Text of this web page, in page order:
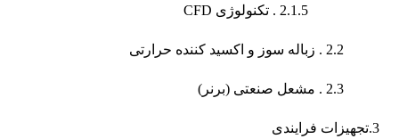
2.1.5 . تکنولوژی CFD
2.2 . زباله سوز و اکسید کننده حرارتی
2.3 . مشعل صنعتی (برنر)
3.تجهیزات فرایندی